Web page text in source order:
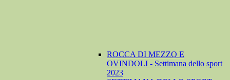
ROCCA DI MEZZO E
OVINDOLI - Settimana dello sport
2023